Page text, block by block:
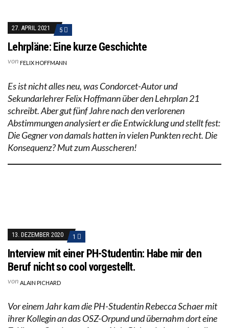
27. APRIL 2021 5
Lehrpläne: Eine kurze Geschichte
von FELIX HOFFMANN
Es ist nicht alles neu, was Condorcet-Autor und
Sekundarlehrer Felix Hoffmann über den Lehrplan 21
schreibt. Aber gut fünf Jahre nach den verlorenen
Abstimmungen analysiert er die Entwicklung und stellt fest:
Die Gegner von damals hatten in vielen Punkten recht. Die
Konsequenz? Mut zum Ausscheren!
13. DEZEMBER 2020 1
Interview mit einer PH-Studentin: Habe mir den
Beruf nicht so cool vorgestellt.
von ALAIN PICHARD
Vor einem Jahr kam die PH-Studentin Rebecca Schaer mit
ihrer Kollegin an das OSZ-Orpund und übernahm dort eine